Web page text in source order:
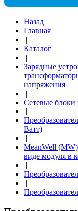
Назад
Главная
|
Каталог
|
Зарядные
напряжения
|
Сетевые блоки
|
Ватт)
|
MeanWell
виде модуля в
|
|